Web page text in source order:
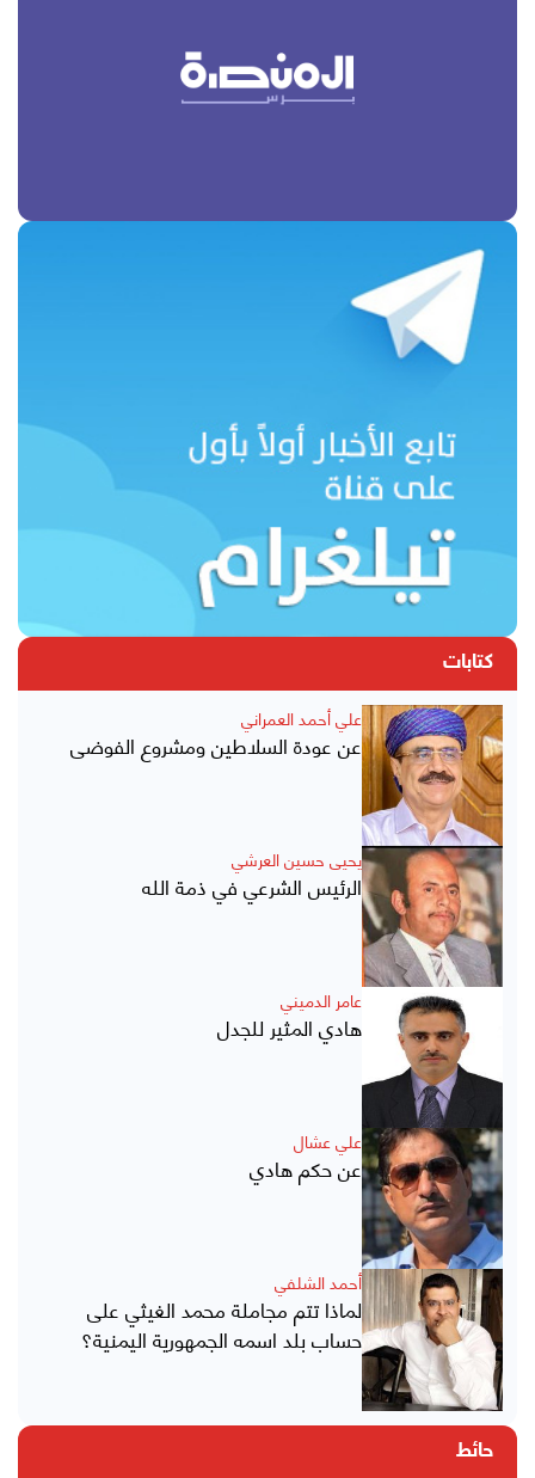
كتابات
علي أحمد العمراني
عن عودة السلاطين ومشروع الفوضى
يحيى حسين العرشي
الرئيس الشرعي في ذمة الله
عامر الدميني
هادي المثير للجدل
علي عشال
عن حكم هادي
أحمد الشلفي
لماذا تتم مجاملة محمد الغيثي على
حساب بلد اسمه الجمهورية اليمنية؟
حائط